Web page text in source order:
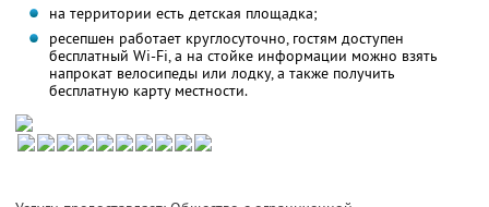
на территории есть детская площадка;
ресепшен работает круглосуточно, гостям доступен
бесплатный Wi-Fi, а на стойке информации можно взять
напрокат велосипеды или лодку, а также получить
бесплатную карту местности.